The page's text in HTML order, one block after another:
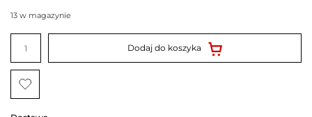
13 w magazynie
ilość
WKŁAD
narożny
kominek
NBC
trzyszybowy
BLACK
Dodaj do koszyka